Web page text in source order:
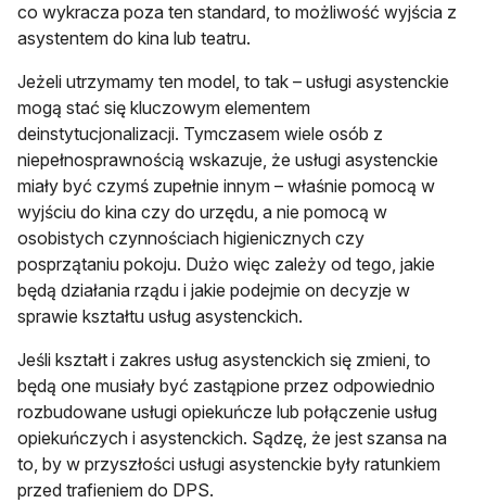
co wykracza poza ten standard, to możliwość wyjścia z
asystentem do kina lub teatru.
Jeżeli utrzymamy ten model, to tak – usługi asystenckie
mogą stać się kluczowym elementem
deinstytucjonalizacji. Tymczasem wiele osób z
niepełnosprawnością wskazuje, że usługi asystenckie
miały być czymś zupełnie innym – właśnie pomocą w
wyjściu do kina czy do urzędu, a nie pomocą w
osobistych czynnościach higienicznych czy
posprzątaniu pokoju. Dużo więc zależy od tego, jakie
będą działania rządu i jakie podejmie on decyzje w
sprawie kształtu usług asystenckich.
Jeśli kształt i zakres usług asystenckich się zmieni, to
będą one musiały być zastąpione przez odpowiednio
rozbudowane usługi opiekuńcze lub połączenie usług
opiekuńczych i asystenckich. Sądzę, że jest szansa na
to, by w przyszłości usługi asystenckie były ratunkiem
przed trafieniem do DPS.